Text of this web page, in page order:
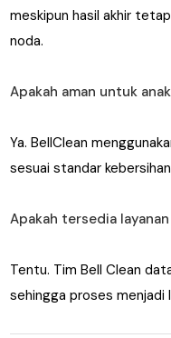
meskipun hasil akhir
noda.
Apakah aman untuk
Ya. BellClean
sesuai standar
Apakah tersedia
Tentu. Tim Bell Clean
sehingga proses menjadi